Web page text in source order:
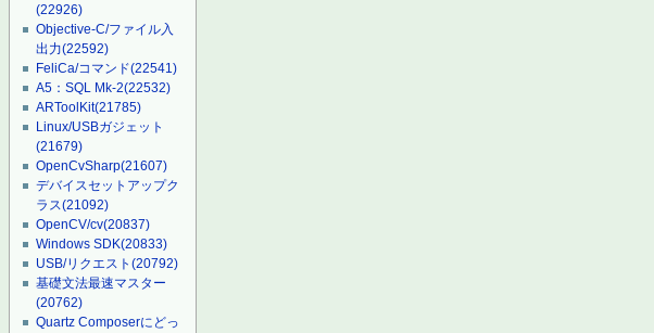
(22926)
Objective-C/ファイル入
出力(22592)
FeliCa/コマンド(22541)
A5：SQL Mk-2(22532)
ARToolKit(21785)
Linux/USBガジェット
(21679)
OpenCvSharp(21607)
デバイスセットアップク
ラス(21092)
OpenCV/cv(20837)
Windows SDK(20833)
USB/リクエスト(20792)
基礎文法最速マスター
(20762)
Quartz Composerにどっ